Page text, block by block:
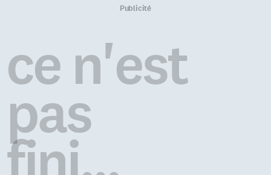
Publicité
ce n'est
pas
fini...